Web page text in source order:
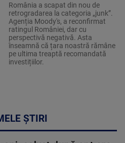
România a scapat din nou de
retrogradarea la categoria „junk”.
Agenția Moody's, a reconfirmat
ratingul României, dar cu
perspectivă negativă. Asta
înseamnă că țara noastră rămâne
pe ultima treaptă recomandată
investițiilor.
ȘTIRI